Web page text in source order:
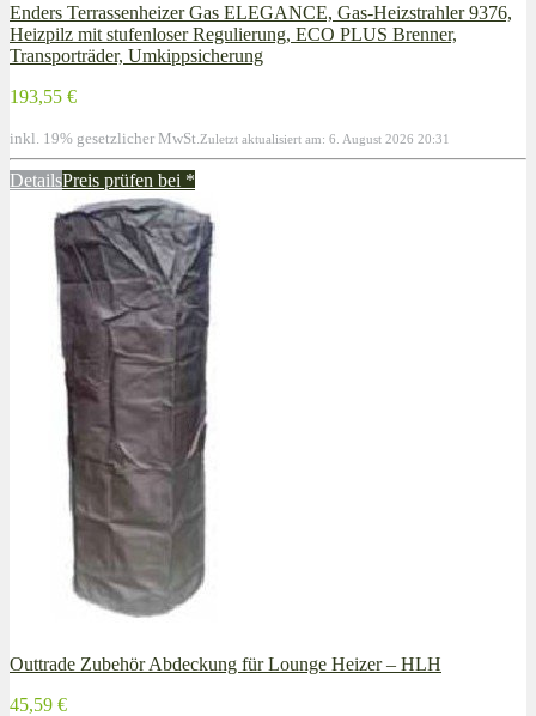
Enders Terrassenheizer Gas ELEGANCE, Gas-Heizstrahler 9376,
Heizpilz mit stufenloser Regulierung, ECO PLUS Brenner,
Transporträder, Umkippsicherung
193,55 €
inkl. 19% gesetzlicher MwSt. Zuletzt aktualisiert am: 6. August 2026 20:31
DetailsPreis prüfen bei *
Outtrade Zubehör Abdeckung für Lounge Heizer – HLH
45,59 €